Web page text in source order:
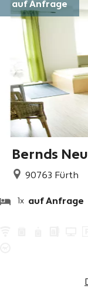
Bernds
90763 Fürth
1x auf Anfrage
auf Anfrage